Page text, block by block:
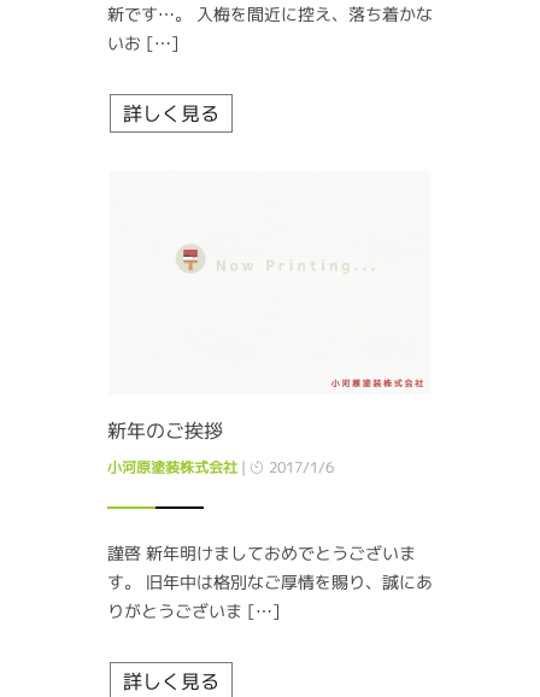
新です…。 入梅を間近に控え、落ち着かな
いお […]
詳しく見る
新年のご挨拶
小河原塗装株式会社 | 2017/1/6
謹啓 新年明けましておめでとうございま
す。 旧年中は格別なご厚情を賜り、誠にあ
りがとうございま […]
詳しく見る